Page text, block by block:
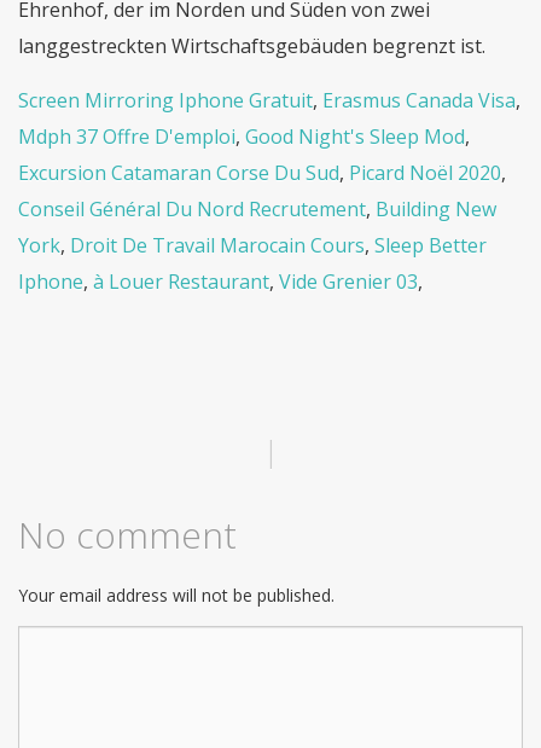
Screen Mirroring Iphone Gratuit, Erasmus Canada Visa,
Mdph 37 Offre D'emploi, Good Night's Sleep Mod,
Excursion Catamaran Corse Du Sud, Picard Noël 2020,
Conseil Général Du Nord Recrutement, Building New
York, Droit De Travail Marocain Cours, Sleep Better
Iphone, à Louer Restaurant, Vide Grenier 03,
|
No comment
Your email address will not be published.